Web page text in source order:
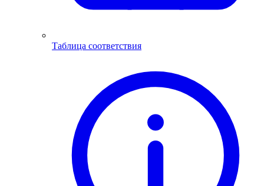
Таблица соответствия